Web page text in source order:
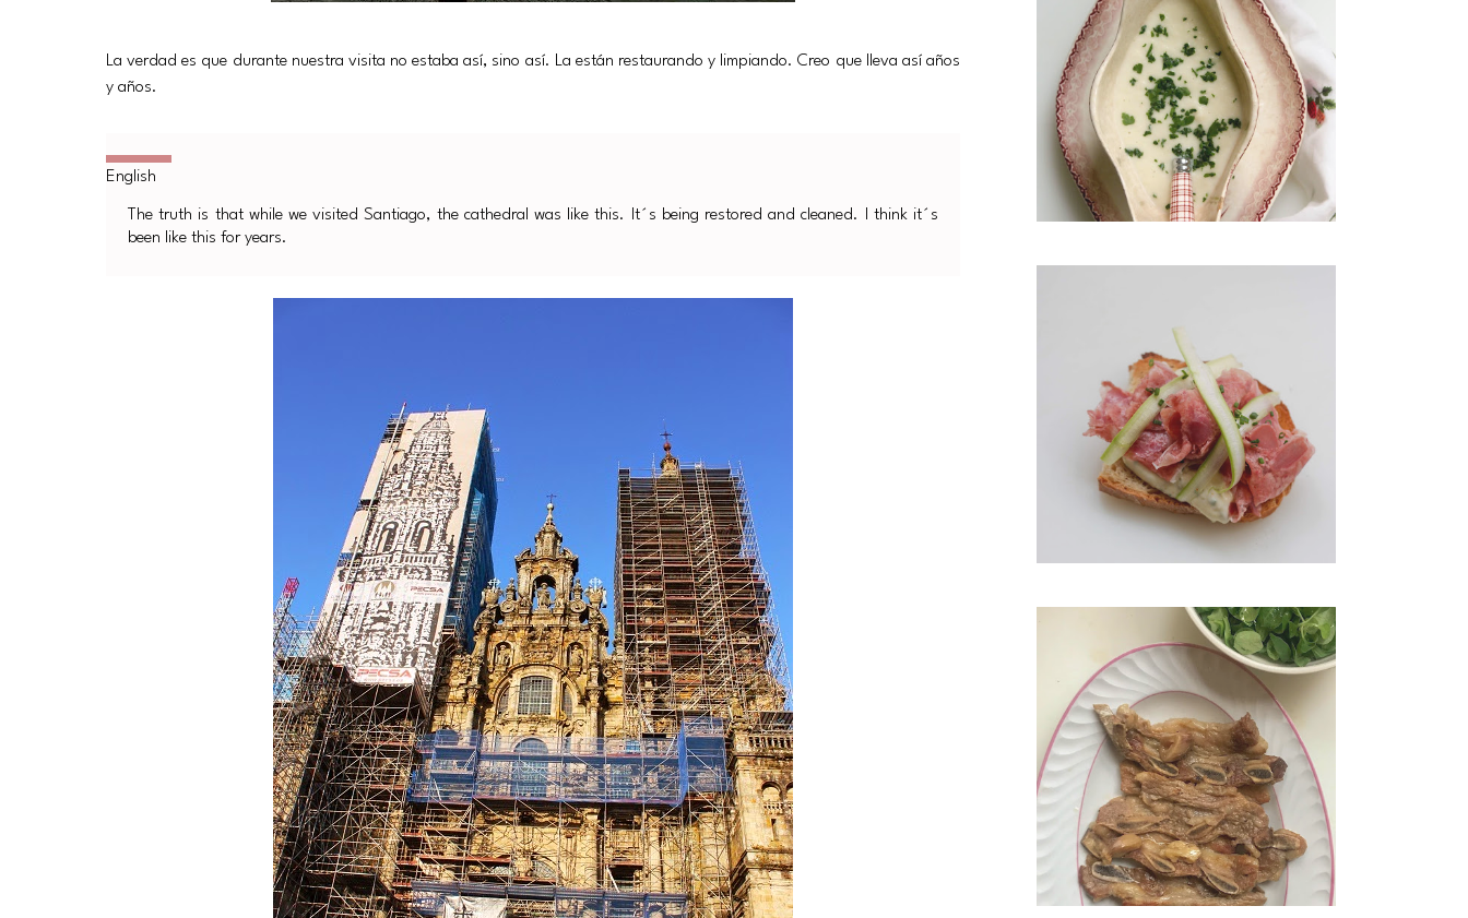
La verdad es que durante nuestra visita no estaba así, sino así. La están restaurando y limpiando. Creo que lleva así años
y años.
The truth is that while we visited Santiago, the cathedral was like this. It´s being restored and cleaned. I think it´s
been like this for years.